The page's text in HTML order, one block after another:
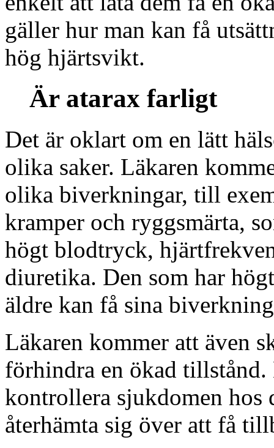
gäller hur man kan få
hög hjärtsvikt.
Är atarax farligt
Det är oklart om en lätt
olika saker. Läkaren
olika biverkningar, till
kramper och ryggsmärta,
högt blodtryck,
diuretika. Den som har
äldre kan få sina
Läkaren kommer att även
förhindra en ökad
kontrollera sjukdomen hos
återhämta sig över att få